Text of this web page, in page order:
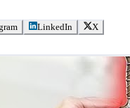
LinkedIn X